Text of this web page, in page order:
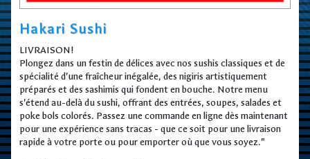
Hakari Sushi
LIVRAISON!
Plongez dans un festin de délices avec nos sushis classiques et de
spécialité d'une fraîcheur inégalée, des nigiris artistiquement
préparés et des sashimis qui fondent en bouche. Notre menu
s'étend au-delà du sushi, offrant des entrées, soupes, salades et
poke bols colorés. Passez une commande en ligne dès maintenant
pour une expérience sans tracas - que ce soit pour une livraison
rapide à votre porte ou pour emporter où que vous soyez."